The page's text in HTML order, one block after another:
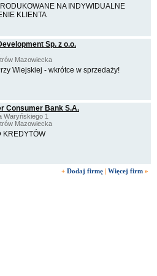
NA INDYWIDUALNE
KLIENTA
Sp. z o.o.
Mazowiecka
Wiejskiej - wkrótce w sprzedaży!
Consumer Bank S.A.
Waryńskiego 1
Mazowiecka
KREDYTÓW
+ Dodaj firmę | Więcej firm »